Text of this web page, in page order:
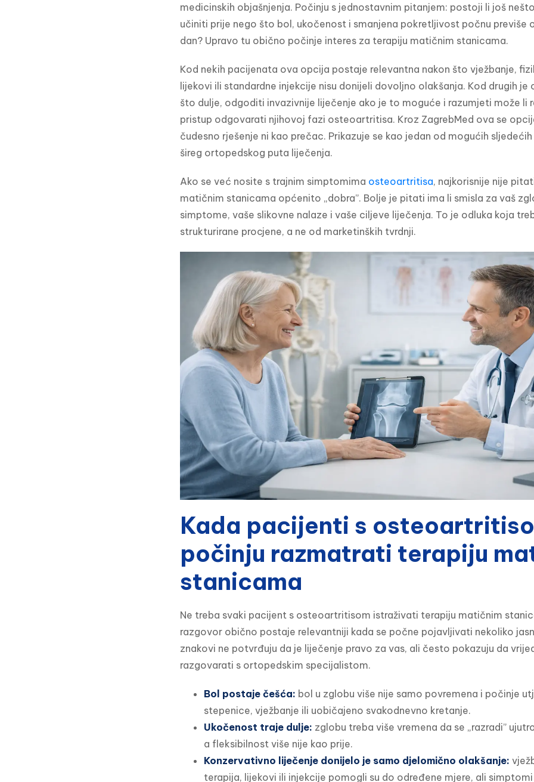
medicinskih objašnjenja. Počinju s jednostavnim pitanjem: postoji li još
učiniti prije nego što bol, ukočenost i smanjena pokretljivost počnu previše
dan? Upravo tu obično počinje interes za terapiju matičnim stanicama.
Kod nekih pacijenata ova opcija postaje relevantna nakon što vježbanje,
lijekovi ili standardne injekcije nisu donijeli dovoljno olakšanja. Kod drugih
što dulje, odgoditi invazivnije liječenje ako je to moguće i razumjeti može li
pristup odgovarati njihovoj fazi osteoartritisa. Kroz ZagrebMed ova se
čudesno rješenje ni kao prečac. Prikazuje se kao jedan od mogućih
šireg ortopedskog puta liječenja.
Ako se već nosite s trajnim simptomima osteoartritisa, najkorisnije nije
matičnim stanicama općenito „dobra”. Bolje je pitati ima li smisla za vaš
simptome, vaše slikovne nalaze i vaše ciljeve liječenja. To je odluka koja
strukturirane procjene, a ne od marketinških tvrdnji.
Kada pacijenti s
počinju razmatrati terapiju
stanicama
Ne treba svaki pacijent s osteoartritisom istraživati terapiju matičnim
razgovor obično postaje relevantniji kada se počne pojavljivati nekoliko
znakovi ne potvrđuju da je liječenje pravo za vas, ali često pokazuju da
razgovarati s ortopedskim specijalistom.
Bol postaje češća: bol u zglobu više nije samo povremena i počinje
stepenice, vježbanje ili uobičajeno svakodnevno kretanje.
Ukočenost traje dulje: zglobu treba više vremena da se „razradi”
a fleksibilnost više nije kao prije.
Konzervativno liječenje donijelo je samo djelomično olakšanje:
terapija, lijekovi ili injekcije pomogli su do određene mjere, ali